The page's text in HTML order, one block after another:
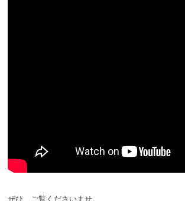
ぜひ、ご覧くださいませ。